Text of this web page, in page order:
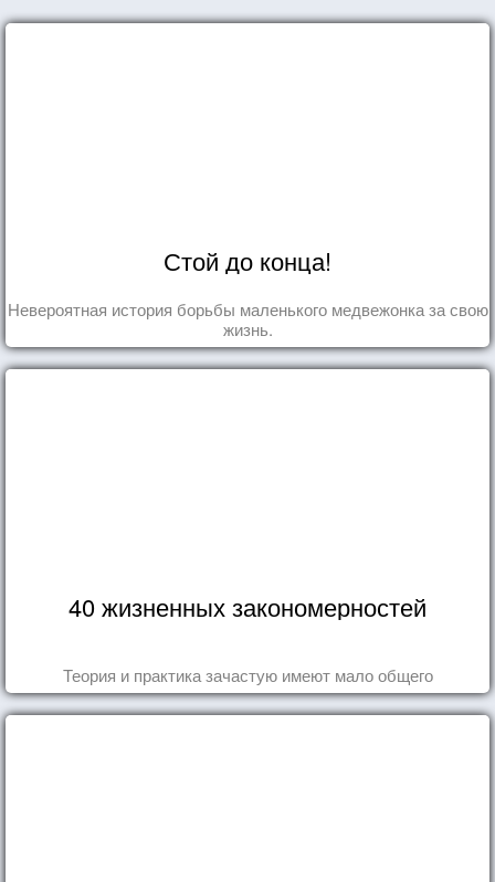
Стой до конца!
Невероятная история борьбы маленького медвежонка за свою
жизнь.
40 жизненных закономерностей
Теория и практика зачастую имеют мало общего